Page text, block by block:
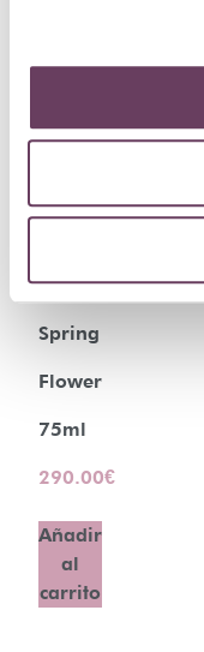
Creed
Spring
Flower
75ml
290.00€
Añadir
al
carrito